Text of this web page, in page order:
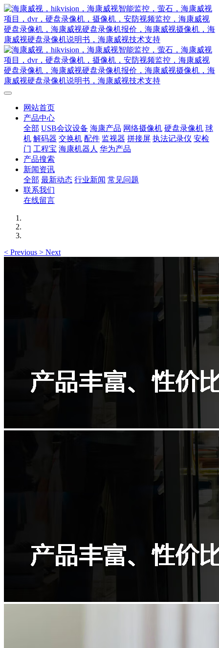
网站首页
产品中心
全部 USB会议设备 海康产品 网络摄像机 硬盘录像机 球
机 解码器 交换机 配件 监视器 拼接屏 执法记录仪 安检
门 工程宝 海康机器人 华为产品
产品搜索
新闻资讯
全部 最新动态 行业新闻 常见问题
联系我们
在线留言
< Previous > Next